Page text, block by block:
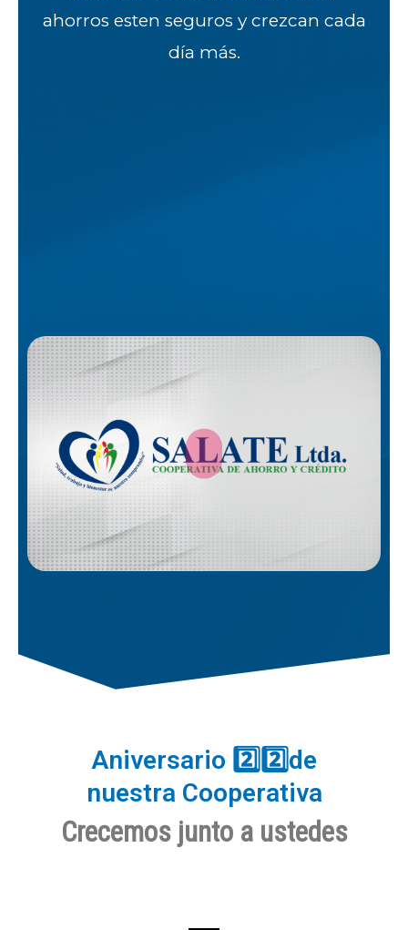
ahorros esten seguros y crezcan cada
día más.
Aniversario 2️⃣2️⃣de
nuestra Cooperativa
Crecemos junto a ustedes